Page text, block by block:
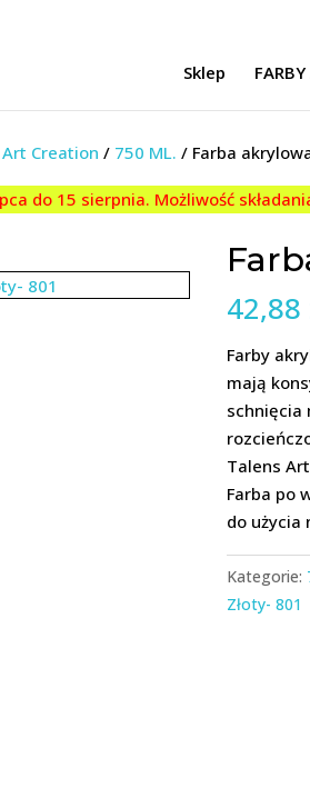
Sklep
Art Creation / 750 ML. / Farba
do 15 sierpnia. Możliwość
42,88
Farby
mają
schnięcia
Talens
Farba po
do użycia
Kategorie:
Złoty- 801